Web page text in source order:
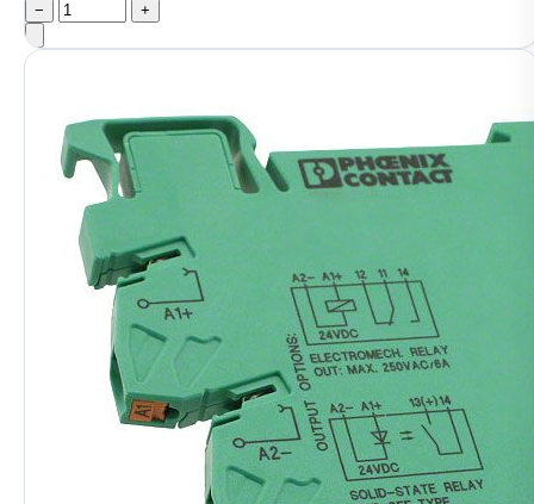
− +